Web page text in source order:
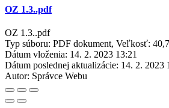
OZ 1.3..pdf
OZ 1.3..pdf
Typ súboru: PDF dokument, Veľkosť:
Dátum vloženia: 14. 2. 2023 13:21
Dátum poslednej aktualizácie: 14. 2. 2023
Autor: Správce Webu